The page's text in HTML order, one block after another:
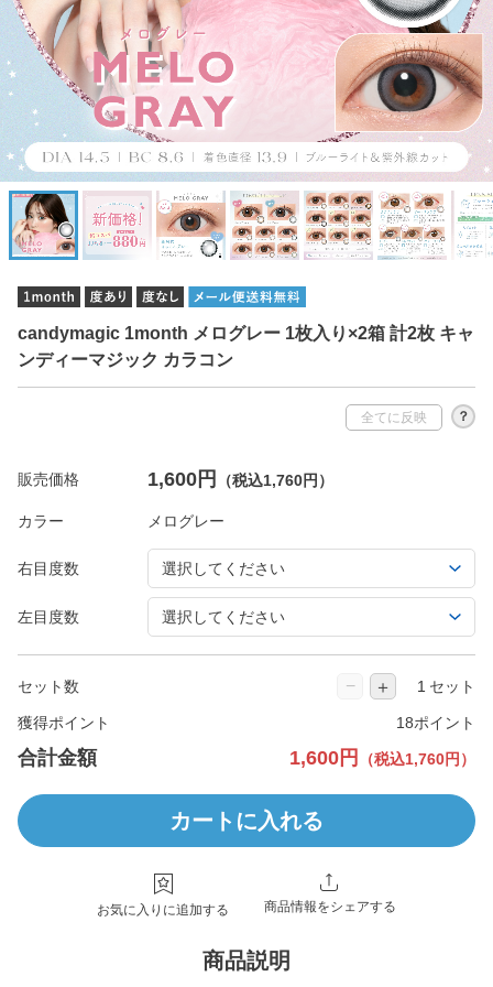
candymagic 1month メログレー 1枚入り×2箱 計2枚 キャ
ンディーマジック カラコン
全てに反映 ？
販売価格 1,600円 （税込1,760円）
カラー
右目度数
左目度数
セット数 − ＋ セット
獲得ポイント 18ポイント
合計金額 1,600円 （税込1,760円）
カートに入れる
お気に入りに追加する 商品情報をシェアする
商品説明